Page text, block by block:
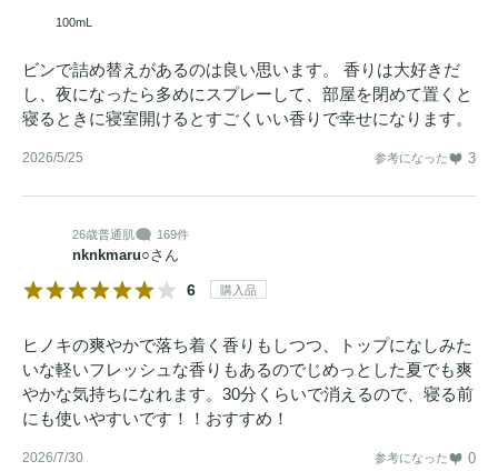
100mL
ビンで詰め替えがあるのは良い思います。 香りは大好きだ
し、夜になったら多めにスプレーして、部屋を閉めて置くと
寝るときに寝室開けるとすごくいい香りで幸せになります。
2026/5/25 参考になった 3
26歳普通肌 169件
nknkmaru○さん
6 購入品
ヒノキの爽やかで落ち着く香りもしつつ、トップになしみた
いな軽いフレッシュな香りもあるのでじめっとした夏でも爽
やかな気持ちになれます。30分くらいで消えるので、寝る前
にも使いやすいです！！おすすめ！
2026/7/30 参考になった 0